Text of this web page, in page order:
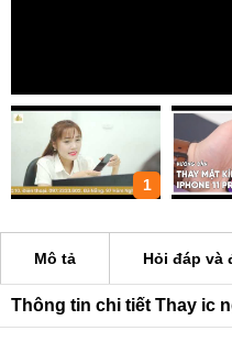
1
Mô tả Hỏi đáp và
Thông tin chi tiết Thay ic